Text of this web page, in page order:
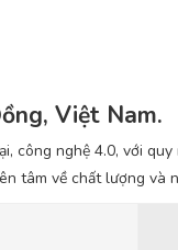
Việt Nam.
công nghệ 4.0, với quy
tâm về chất lượng và